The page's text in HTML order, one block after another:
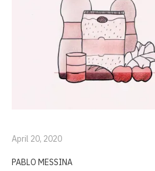
April 20, 2020
PABLO MESSINA